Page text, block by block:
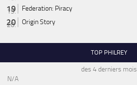
Federation: Piracy
Origin Story
TOP PHILREY
des 4 derniers mois
N/A